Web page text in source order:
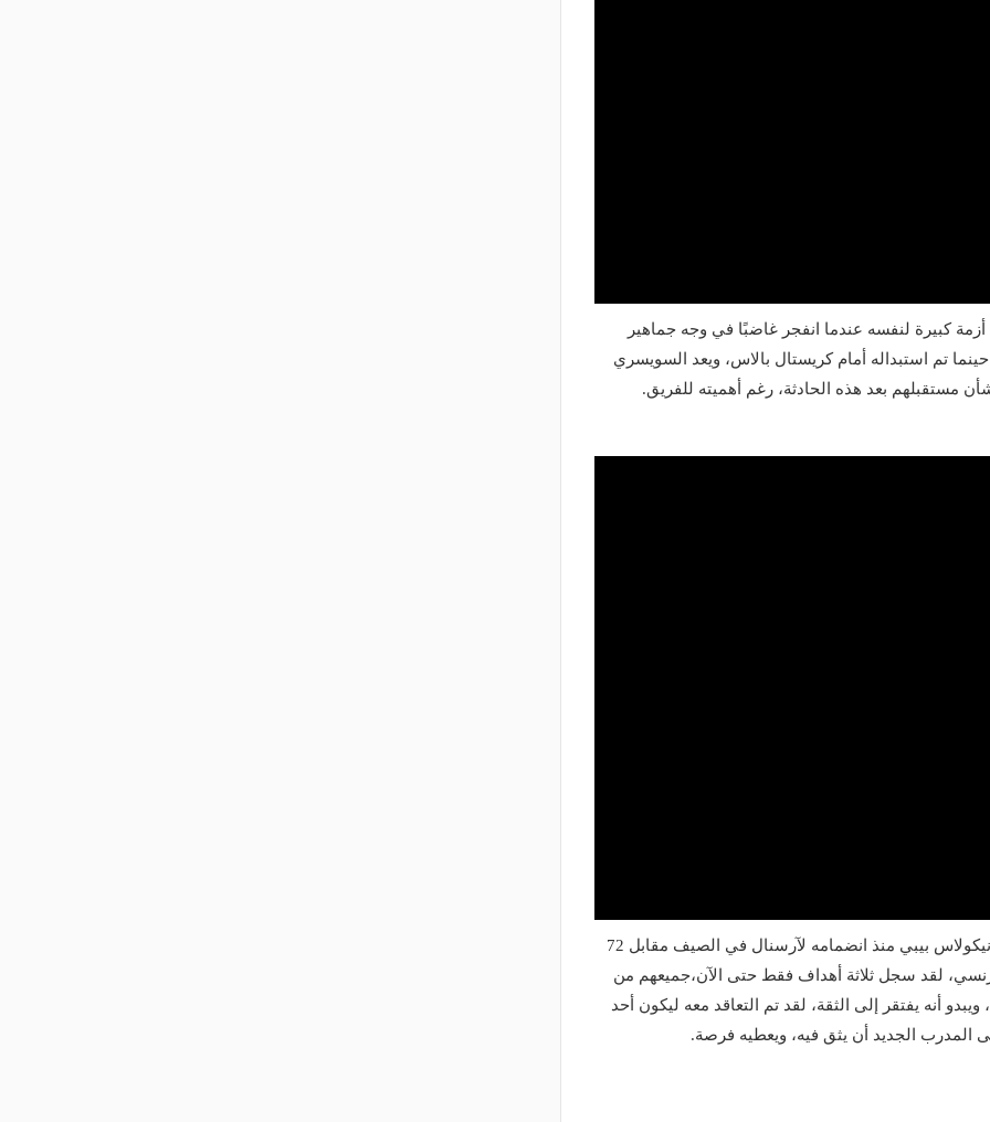
كبيرة لنفسه عندما انفجر غاضبًا في وجه جماهير
تم استبداله أمام كريستال بالاس، ويعد السويسري
مستقبلهم بعد هذه الحادثة، رغم أهميته للفريق.
عانى الصفقة الجديدة الجناح الايفواري نيكولاس بيبي منذ انضمامه لآرسنال في الصيف مقابل 72
لقد سجل ثلاثة أهداف فقط حتى الآن،جميعهم من
لمدة 944 دقيقة فقط، ويبدو أنه يفتقر إلى الثقة، لقد تم التعاقد معه ليكون أحد
المدرب الجديد أن يثق فيه، ويعطيه فرصة.